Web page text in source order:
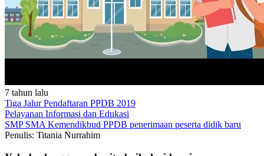
7 tahun lalu
Tiga Jalur Pendaftaran PPDB 2019
Pelayanan Informasi dan Edukasi
SMP SMA Kemendikbud PPDB penerimaan peserta didik baru
Penulis: Titania Nurrahim